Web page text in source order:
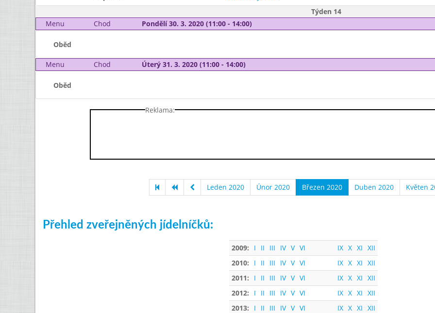
Týden 14
Menu
Chod Pondělí 30. 3. 2020 (11:00 - 14:00)
Oběd
Menu Chod Úterý 31. 3. 2020 (11:00 - 14:00)
Oběd
Reklama:
Leden 2020 Únor 2020 Březen 2020 Duben 2020 Květen
Přehled zveřejněných jídelníčků:
2009: I II III IV V VI IX X XI XII
2010:
I II III IV V VI IX X XI XII
2011:
I II III IV V VI IX X XI XII
2012:
I II III IV V VI IX X XI XII
2013:
I II III IV V VI IX X XI XII